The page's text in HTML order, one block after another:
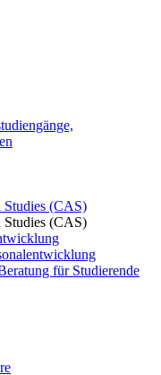
Studies (CAS)
Studies (CAS)
für Studierende